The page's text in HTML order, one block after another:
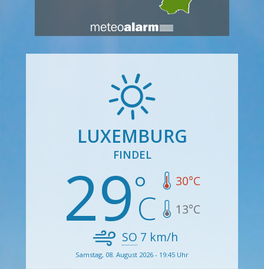
LUXEMBURG
FINDEL
29 30°C
13°C
SO 7 km/h
Samstag, 08. August 2026 - 19:45 Uhr